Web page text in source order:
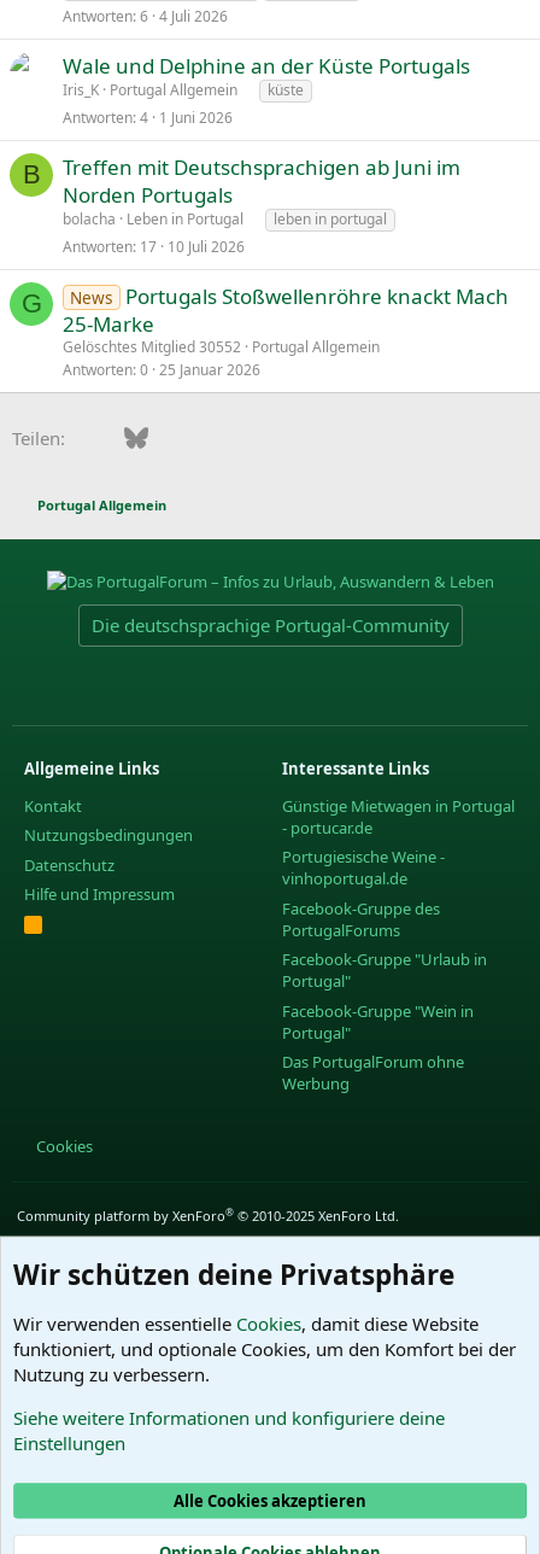
Antworten 6 4 Juli 2026
Wale und Delphine an der Küste Portugals
Iris_K Portugal Allgemein
küste
Antworten 4 1 Juni 2026
B
Treffen mit Deutschsprachigen ab Juni im
Norden Portugals
bolacha Leben in Portugal
leben in portugal
Antworten 17 10 Juli 2026
G News
Portugals Stoßwellenröhre knackt Mach
25-Marke
Gelöschtes Mitglied 30552 Portugal Allgemein
Antworten 0 25 Januar 2026
Teilen: FacebookBluesky
Portugal Allgemein
Die deutschsprachige Portugal-Community
Allgemeine Links
Kontakt
Nutzungsbedingungen
Datenschutz
Hilfe und Impressum
R
S
Interessante Links
Günstige Mietwagen in Portugal
- portucar.de
Portugiesische Weine -
vinhoportugal.de
Facebook-Gruppe des
PortugalForums
Facebook-Gruppe "Urlaub in
Portugal"
Facebook-Gruppe "Wein in
Portugal"
Das PortugalForum ohne
Werbung
Cookies
Community platform by XenForo® © 2010-2025 XenForo Ltd.
Wir schützen deine Privatsphäre
Wir verwenden essentielle Cookies, damit diese Website
funktioniert, und optionale Cookies, um den Komfort bei der
Nutzung zu verbessern.
Siehe weitere Informationen und konfiguriere deine
Einstellungen
Alle Cookies akzeptieren